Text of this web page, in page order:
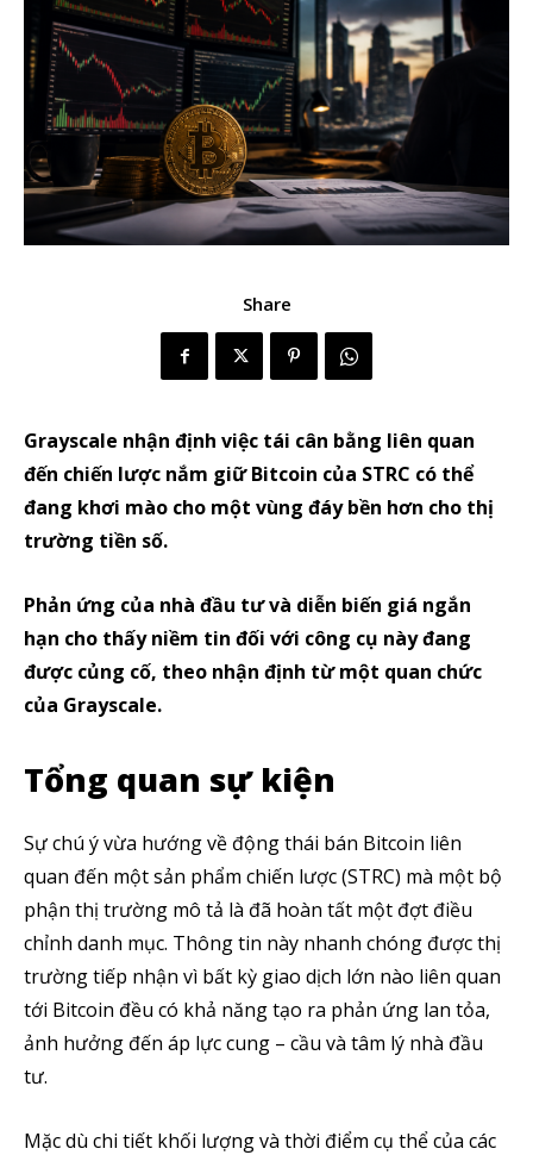
Share
Grayscale nhận định việc tái cân bằng liên quan
đến chiến lược nắm giữ Bitcoin của STRC có thể
đang khơi mào cho một vùng đáy bền hơn cho thị
trường tiền số.
Phản ứng của nhà đầu tư và diễn biến giá ngắn
hạn cho thấy niềm tin đối với công cụ này đang
được củng cố, theo nhận định từ một quan chức
của Grayscale.
Tổng quan sự kiện
Sự chú ý vừa hướng về động thái bán Bitcoin liên
quan đến một sản phẩm chiến lược (STRC) mà một bộ
phận thị trường mô tả là đã hoàn tất một đợt điều
chỉnh danh mục. Thông tin này nhanh chóng được thị
trường tiếp nhận vì bất kỳ giao dịch lớn nào liên quan
tới Bitcoin đều có khả năng tạo ra phản ứng lan tỏa,
ảnh hưởng đến áp lực cung – cầu và tâm lý nhà đầu
tư.
Mặc dù chi tiết khối lượng và thời điểm cụ thể của các